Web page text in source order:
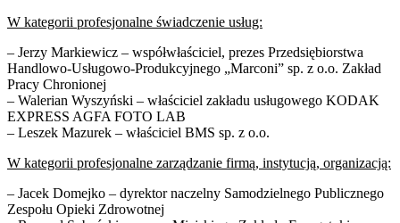
W kategorii profesjonalne świadczenie usług:
– Jerzy Markiewicz – współwłaściciel, prezes Przedsiębiorstwa
Handlowo-Usługowo-Produkcyjnego „Marconi” sp. z o.o. Zakład
Pracy Chronionej
– Walerian Wyszyński – właściciel zakładu usługowego KODAK
EXPRESS AGFA FOTO LAB
– Leszek Mazurek – właściciel BMS sp. z o.o.
W kategorii profesjonalne zarządzanie firmą, instytucją, organizacją:
– Jacek Domejko – dyrektor naczelny Samodzielnego Publicznego
Zespołu Opieki Zdrowotnej